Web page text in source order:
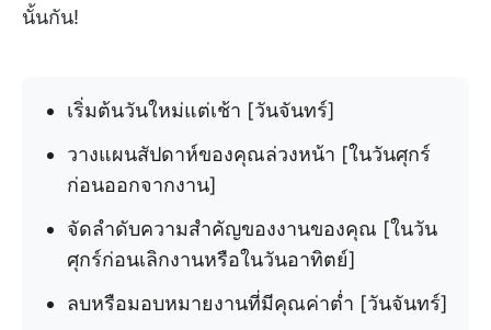
นั้นกัน!
เริ่มต้นวันใหม่แต่เช้า [วันจันทร์]
วางแผนสัปดาห์ของคุณล่วงหน้า [ในวันศุกร์
ก่อนออกจากงาน]
จัดลำดับความสำคัญของงานของคุณ [ในวัน
ศุกร์ก่อนเลิกงานหรือในวันอาทิตย์]
ลบหรือมอบหมายงานที่มีคุณค่าต่ำ [วันจันทร์]